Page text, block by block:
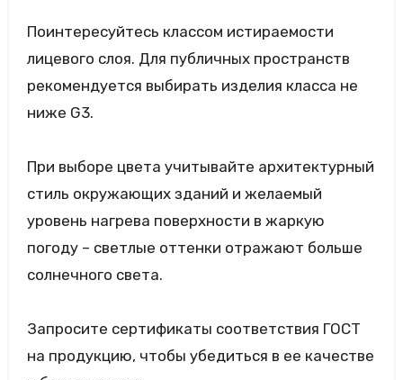
Поинтересуйтесь классом истираемости
лицевого слоя. Для публичных пространств
рекомендуется выбирать изделия класса не
ниже G3.
При выборе цвета учитывайте архитектурный
стиль окружающих зданий и желаемый
уровень нагрева поверхности в жаркую
погоду – светлые оттенки отражают больше
солнечного света.
Запросите сертификаты соответствия ГОСТ
на продукцию, чтобы убедиться в ее качестве